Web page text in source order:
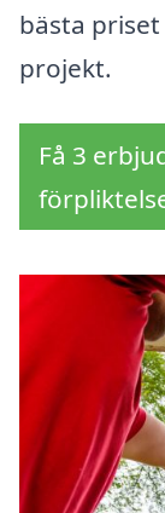
bästa
projekt.
Få 3